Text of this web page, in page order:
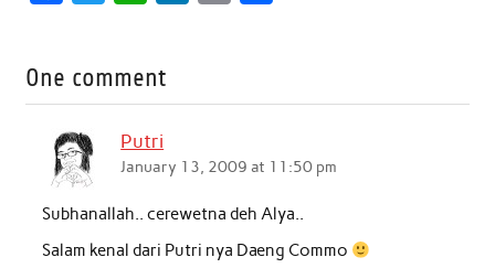
e
o
o
k
t
t
A
p
n
One comment
Putri
January 13, 2009 at 11:50 pm
Subhanallah.. cerewetna deh Alya..
Salam kenal dari Putri nya Daeng Commo